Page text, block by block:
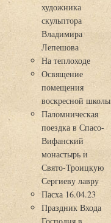
художника
скульптора
Владимира
Лепешова
На теплоходе
Освящение
помещения
воскресной школы
Паломническая
поездка в Спасо-
Вифанский
монастырь и
Свято-Троицкую
Сергиеву лавру
Пасха 16.04.23
Праздник Входа